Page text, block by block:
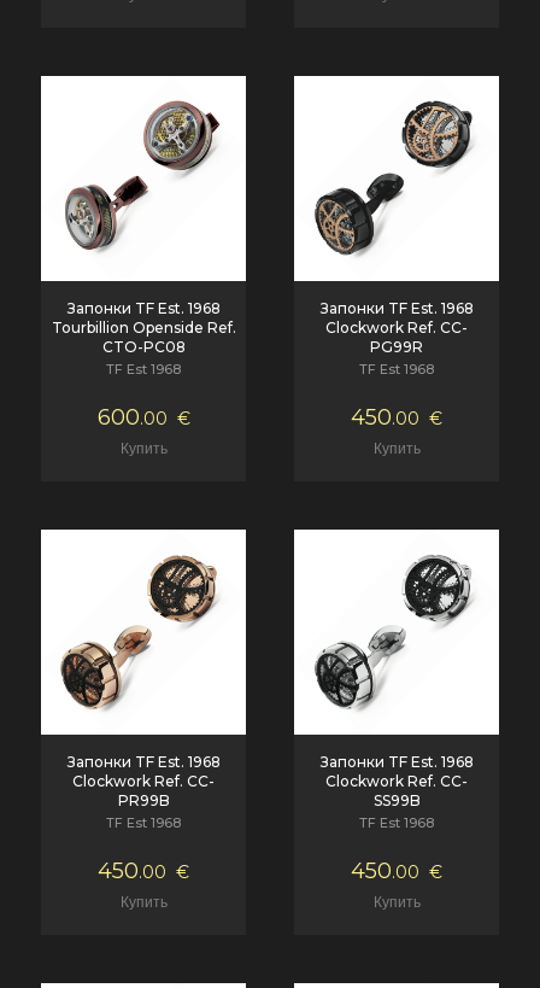
Запонки TF Est. 1968
Tourbillion Openside Ref.
CTO-PC08
TF Est 1968
600.00 €
Запонки TF Est. 1968
Clockwork Ref. CC-
PG99R
TF Est 1968
450.00 €
Запонки TF Est. 1968
Clockwork Ref. CC-
PR99B
TF Est 1968
450.00 €
Запонки TF Est. 1968
Clockwork Ref. CC-
SS99B
TF Est 1968
450.00 €